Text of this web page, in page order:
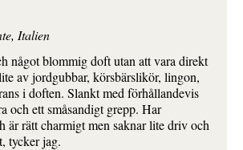
Italien
något blommig doft utan att vara direkt
av jordgubbar, körsbärslikör, lingon,
i doften. Slankt med förhållandevis
och ett småsandigt grepp. Har
är rätt charmigt men saknar lite driv och
tycker jag.